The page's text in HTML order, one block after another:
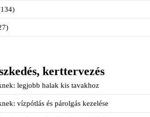
kerttervezés
legjobb halak kis tavakhoz
vízpótlás és párolgás kezelése